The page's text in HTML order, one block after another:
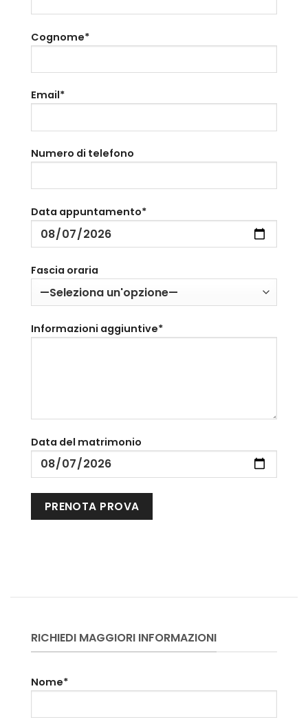
Cognome*
Email*
Numero di telefono
Data appuntamento*
Fascia oraria
Informazioni aggiuntive*
Data del matrimonio
RICHIEDI MAGGIORI INFORMAZIONI
Nome*